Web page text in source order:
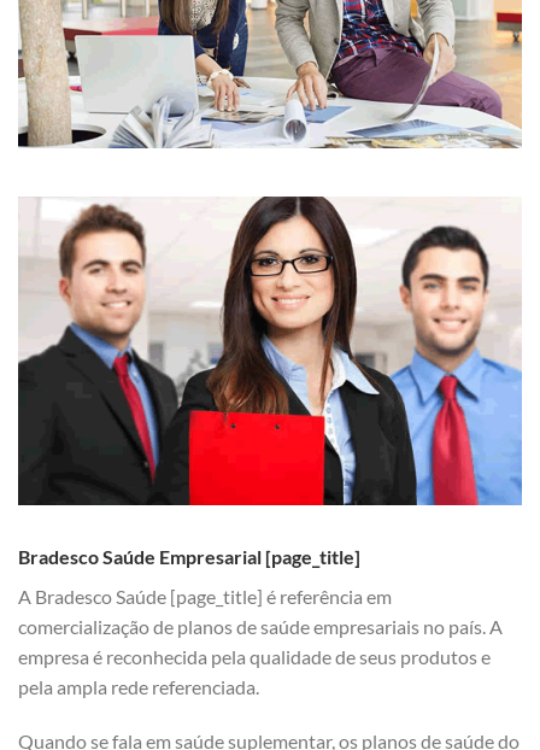
Bradesco Saúde Empresarial [page_title]
A Bradesco Saúde [page_title] é referência em
comercialização de planos de saúde empresariais no país. A
empresa é reconhecida pela qualidade de seus produtos e
pela ampla rede referenciada.
Quando se fala em saúde suplementar, os planos de saúde do